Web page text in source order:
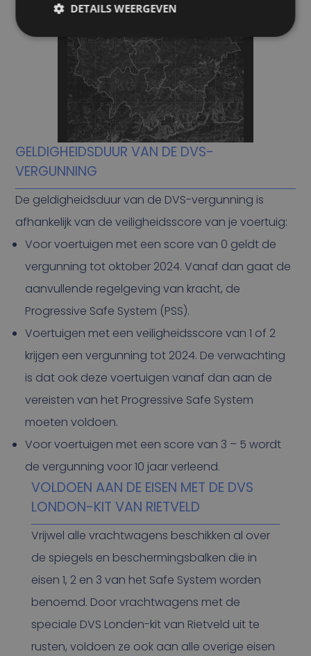
GELDIGHEIDSDUUR VAN DE DVS-
VERGUNNING
De geldigheidsduur van de DVS-vergunning is
afhankelijk van de veiligheidsscore van je voertuig:
Voor voertuigen met een score van 0 geldt de
vergunning tot oktober 2024. Vanaf dan gaat de
aanvullende regelgeving van kracht, de
Progressive Safe System (PSS).
Voertuigen met een veiligheidsscore van 1 of 2
krijgen een vergunning tot 2024. De verwachting
is dat ook deze voertuigen vanaf dan aan de
vereisten van het Progressive Safe System
moeten voldoen.
Voor voertuigen met een score van 3 – 5 wordt
de vergunning voor 10 jaar verleend.
VOLDOEN AAN DE EISEN MET DE DVS
LONDON-KIT VAN RIETVELD
Vrijwel alle vrachtwagens beschikken al over
de spiegels en beschermingsbalken die in
eisen 1, 2 en 3 van het Safe System worden
benoemd. Door vrachtwagens met de
speciale DVS Londen-kit van Rietveld uit te
rusten, voldoen ze ook aan alle overige eisen
DETAILS WEERGEVEN